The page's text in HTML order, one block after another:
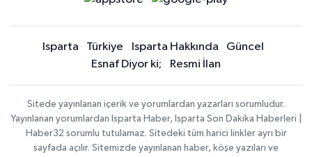
Isparta Türkiye Isparta Hakkında
Güncel
Esnaf Diyor ki;
Resmi İlan
Sitede yayınlanan içerik ve yorumlardan yazarları sorumludur.
Yayınlanan yorumlardan Isparta Haber, Isparta Son Dakika Haberleri |
Haber32 sorumlu tutulamaz. Sitedeki tüm harici linkler ayrı bir
sayfada açılır. Sitemizde yayınlanan haber, köşe yazıları ve